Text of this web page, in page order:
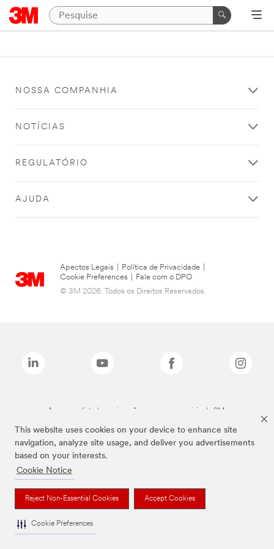
This website uses cookies on your device to enhance site
navigation, analyze site usage, and deliver you advertisements
based on your interests.
Cookie Notice
Reject Non-Essential Cookies Accept Cookies
Cookie Preferences
NOSSA COMPANHIA
NOTÍCIAS
REGULATÓRIO
AJUDA
Apectos Legais Política de Privacidade
Cookie Preferences
Fale com o DPO
© 3M 2026. Todos os Direitos Reservados.
As marcas listadas a cima são marcas comerciais da 3M.